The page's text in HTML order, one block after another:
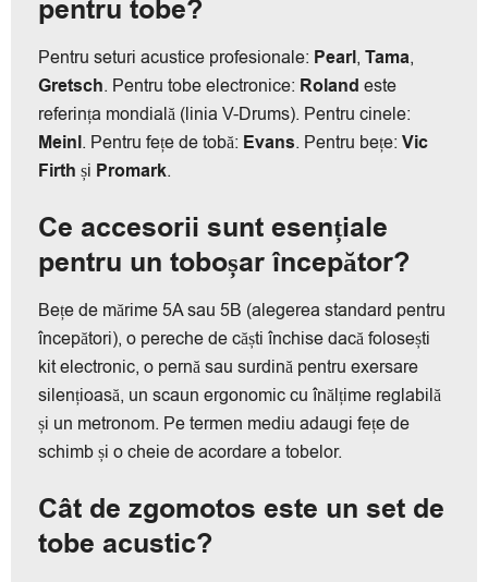
pentru tobe?
Pentru seturi acustice profesionale: Pearl, Tama,
Gretsch. Pentru tobe electronice: Roland este
referința mondială (linia V-Drums). Pentru cinele:
Meinl. Pentru fețe de tobă: Evans. Pentru bețe: Vic
Firth și Promark.
Ce accesorii sunt esențiale
pentru un toboșar începător?
Bețe de mărime 5A sau 5B (alegerea standard pentru
începători), o pereche de căști închise dacă folosești
kit electronic, o pernă sau surdină pentru exersare
silențioasă, un scaun ergonomic cu înălțime reglabilă
și un metronom. Pe termen mediu adaugi fețe de
schimb și o cheie de acordare a tobelor.
Cât de zgomotos este un set de
tobe acustic?